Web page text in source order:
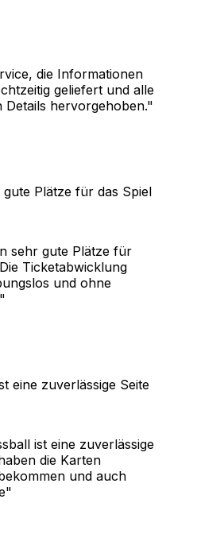
die Informationen
geliefert und alle
Details hervorgehoben."
Plätze für das Spiel
sehr gute Plätze für
Ticketabwicklung
und ohne
eine zuverlässige Seite
ist eine zuverlässige
die Karten
und auch